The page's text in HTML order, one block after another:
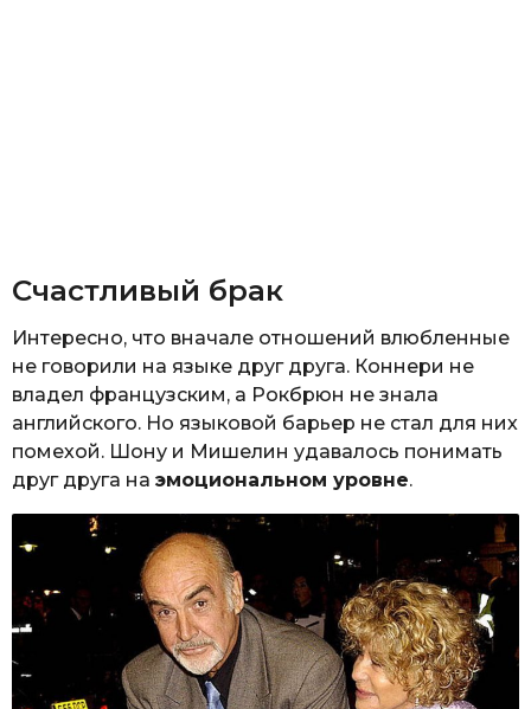
Счастливый брак
Интересно, что вначале отношений влюбленные
не говорили на языке друг друга. Коннери не
владел французским, а Рокбрюн не знала
английского. Но языковой барьер не стал для них
помехой. Шону и Мишелин удавалось понимать
друг друга на эмоциональном уровне.